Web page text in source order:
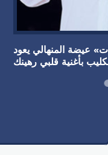
عيضة المنهالي يعود
بأغنية قلبي رهينك